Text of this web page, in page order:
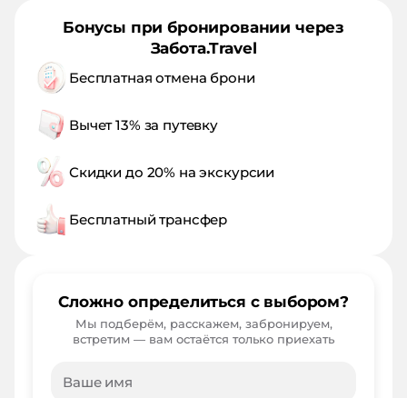
Бонусы при бронировании через
Забота.Travel
Бесплатная отмена брони
Вычет 13% за путевку
Скидки до 20% на экскурсии
Бесплатный трансфер
Сложно определиться с выбором?
Мы подберём, расскажем, забронируем,
встретим — вам остаётся только приехать